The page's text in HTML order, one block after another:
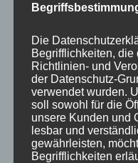
Hacky, EKH, weiblich
ca.2016
Freigänger
Die
Begrifflichkeiten,
Richtlinien- und
der Datenschutz-
verwendet wurden.
soll sowohl für die
unsere Kunden und
lesbar und
gewährleisten,
Begrifflichkeiten